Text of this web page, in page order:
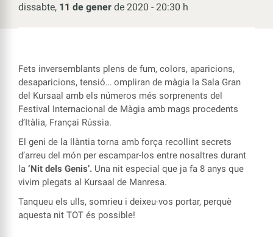
dissabte, 11 de gener de 2020 - 20:30 h
Fets inversemblants plens de fum, colors, aparicions,
desaparicions, tensió… ompliran de màgia la Sala Gran
del Kursaal amb els números més sorprenents del
Festival Internacional de Màgia amb mags procedents
d’Itàlia, Françai Rússia.
El geni de la llàntia torna amb força recollint secrets
d’arreu del món per escampar-los entre nosaltres durant
la ‘Nit dels Genis’. Una nit especial que ja fa 8 anys que
vivim plegats al Kursaal de Manresa.
Tanqueu els ulls, somrieu i deixeu-vos portar, perquè
aquesta nit TOT és possible!